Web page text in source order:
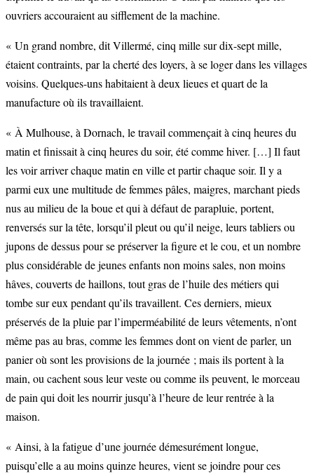
ouvriers accouraient au sifflement de la machine.
« Un grand nombre, dit Villermé, cinq mille sur dix-sept mille,
étaient contraints, par la cherté des loyers, à se loger dans les villages
voisins. Quelques-uns habitaient à deux lieues et quart de la
manufacture où ils travaillaient.
« À Mulhouse, à Dornach, le travail commençait à cinq heures du
matin et finissait à cinq heures du soir, été comme hiver. […] Il faut
les voir arriver chaque matin en ville et partir chaque soir. Il y a
parmi eux une multitude de femmes pâles, maigres, marchant pieds
nus au milieu de la boue et qui à défaut de parapluie, portent,
renversés sur la tête, lorsqu’il pleut ou qu’il neige, leurs tabliers ou
jupons de dessus pour se préserver la figure et le cou, et un nombre
plus considérable de jeunes enfants non moins sales, non moins
hâves, couverts de haillons, tout gras de l’huile des métiers qui
tombe sur eux pendant qu’ils travaillent. Ces derniers, mieux
préservés de la pluie par l’imperméabilité de leurs vêtements, n’ont
même pas au bras, comme les femmes dont on vient de parler, un
panier où sont les provisions de la journée ; mais ils portent à la
main, ou cachent sous leur veste ou comme ils peuvent, le morceau
de pain qui doit les nourrir jusqu’à l’heure de leur rentrée à la
maison.
« Ainsi, à la fatigue d’une journée démesurément longue,
puisqu’elle a au moins quinze heures, vient se joindre pour ces